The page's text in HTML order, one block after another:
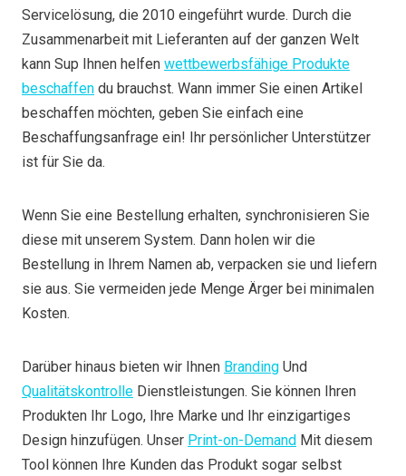
Servicelösung, die 2010 eingeführt wurde. Durch die
Zusammenarbeit mit Lieferanten auf der ganzen Welt
kann Sup Ihnen helfen wettbewerbsfähige Produkte
beschaffen du brauchst. Wann immer Sie einen Artikel
beschaffen möchten, geben Sie einfach eine
Beschaffungsanfrage ein! Ihr persönlicher Unterstützer
ist für Sie da.
Wenn Sie eine Bestellung erhalten, synchronisieren Sie
diese mit unserem System. Dann holen wir die
Bestellung in Ihrem Namen ab, verpacken sie und liefern
sie aus. Sie vermeiden jede Menge Ärger bei minimalen
Kosten.
Darüber hinaus bieten wir Ihnen Branding Und
Qualitätskontrolle Dienstleistungen. Sie können Ihren
Produkten Ihr Logo, Ihre Marke und Ihr einzigartiges
Design hinzufügen. Unser Print-on-Demand Mit diesem
Tool können Ihre Kunden das Produkt sogar selbst